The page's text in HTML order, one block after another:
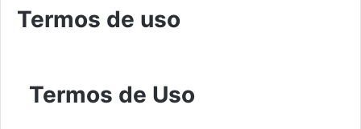
Termos de uso
Termos de Uso